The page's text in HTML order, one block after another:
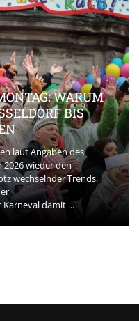
WARUM
BIS
laut Angaben des
2026 wieder den
wechselnder Trends,
damit ...